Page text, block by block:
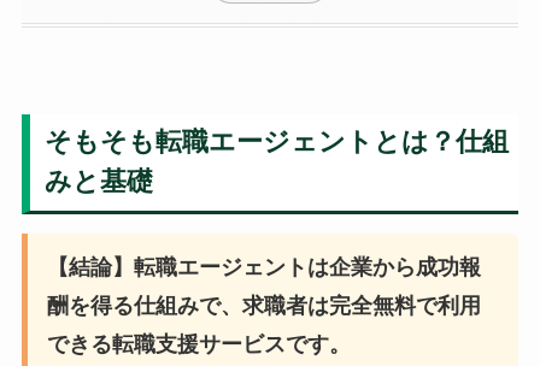
そもそも転職エージェントとは？仕組
みと基礎
【結論】転職エージェントは企業から成功報
酬を得る仕組みで、求職者は完全無料で利用
できる転職支援サービスです。